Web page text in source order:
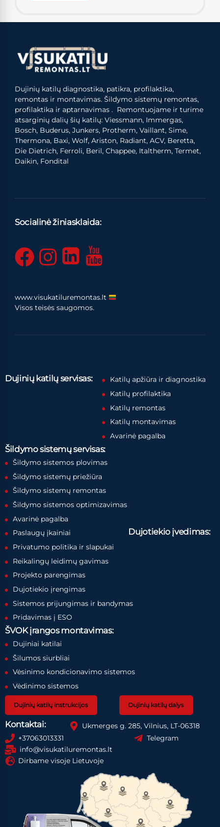
Dujinių katilų diagnostika, patikra, profilaktika,
remontas ir montavimas. Šildymo sistemų remontas,
profilaktika ir aptarnavimas . Remontuojame ir turime
atsarginių dalių šių katilų: Viessmann, Immergas,
Bosch, Buderus, Junkers, Protherm, Vaillant, Sime,
Thermona, Baxi, Wolf, Ariston, Radiant, ACV, Beretta,
Die Dietrich, Ferroli, Beril, Chappee, Italtherm, Termet,
Daikin, Fondital
Socialinė žiniasklaida:
www.visukatiluremontas.lt
Visos teisės saugomos.
Dujinių katilų servisas:
Katilų apžiūra ir diagnostika
Katilų profilaktika
Katilų remontas
Katilų montavimas
Avarinė pagalba
Šildymo sistemų servisas:
Šildymo sistemos plovimas
Šildymo sistemų priežiūra
Šildymo sistemų remontas
Šildymo sistemos optimizavimas
Avarinė pagalba
Paslaugų įkainiai
Privatumo politika ir slapukai
Dujotiekio įvedimas:
Reikalingų leidimų gavimas
Projekto parengimas
Dujotiekio įrengimas
Sistemos prijungimas ir bandymas
Pridavimas į ESO
ŠVOK įrangos montavimas:
Dujiniai katilai
Šilumos siurbliai
Vėsinimo kondicionavimo sistemos
Vėdinimo sistemos
Dujinių katilų instrukcijos Dujinių katilų dalys
Kontaktai:
Ukmerges g. 285, Vilnius, LT-06318
+37063013331
Telegram
info@visukatiluremontas.lt
Dirbame visoje Lietuvoje